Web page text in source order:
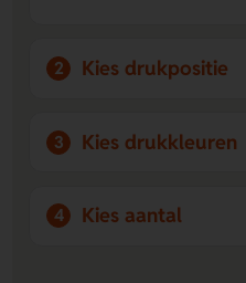
2 Kies drukpositie
3 Kies drukkleuren
4 Kies aantal